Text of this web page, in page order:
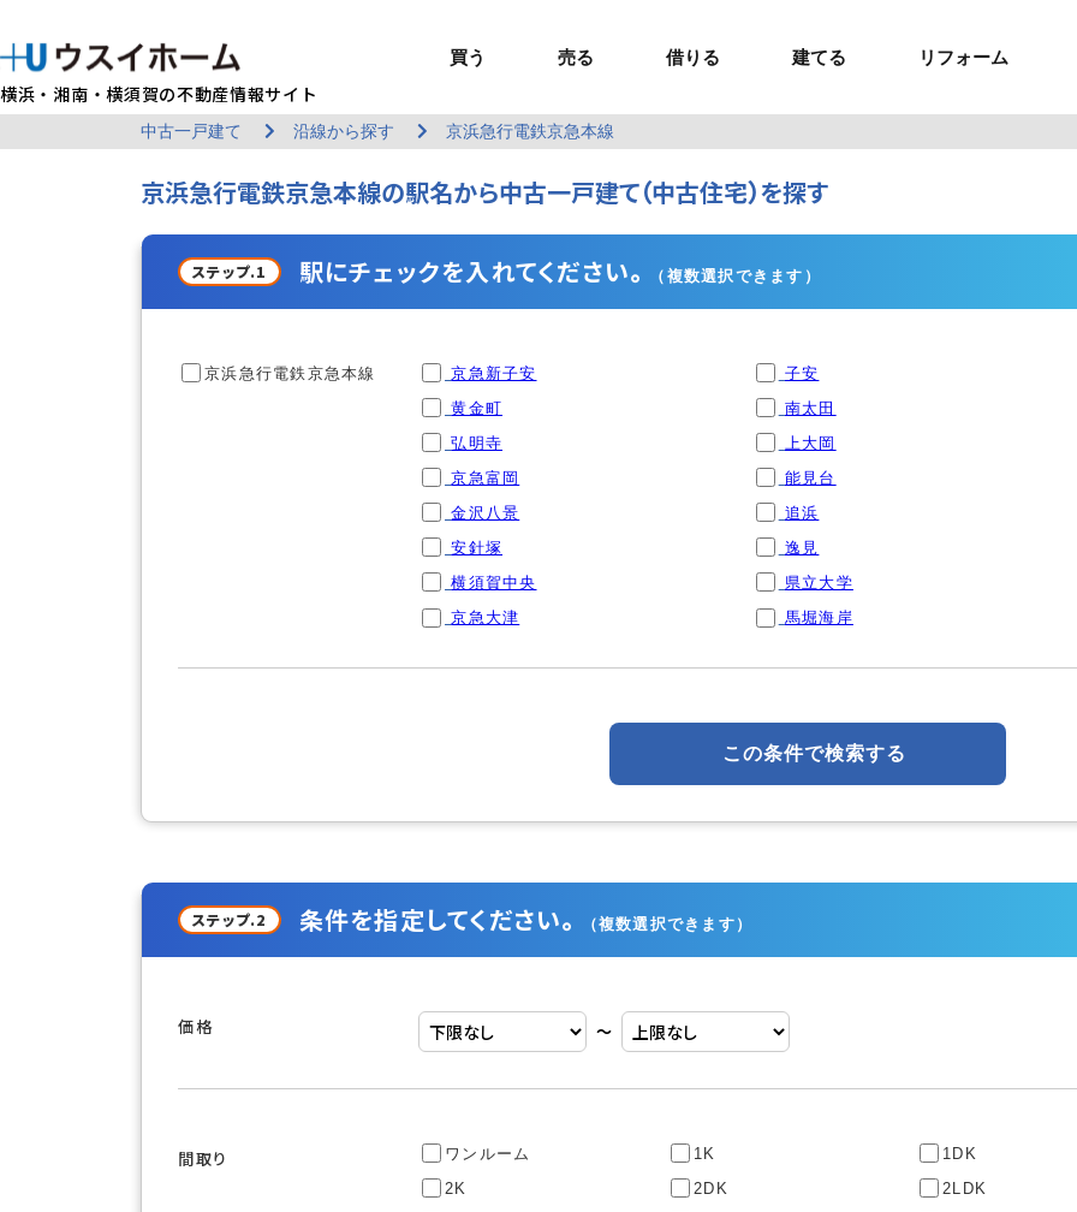
横浜・湘南・横須賀の不動産情報サイト
買う
BUY
買う 戸建て（総合）
新築戸建て
土地
投資物件
売る
SELL
売る 売るTOP
建物状況調査
（インスペクション）
レントホーム
借りる
RENT
借りる 賃貸住宅TOP
エリアから探す
エリアから探す
建てる
U-CASA
建てる 建てるTOP
U-nifty（定額制注文住宅）
ウスイホームの家づくり
施工事例
リフォーム
REFORM
リフォーム リフォームTOP
ウスイのリフォームの魅力
ショールーム
リフォームの流れ
MANAGEMENT
貸す 貸すTOP
お悩み解決
セミナー・講座
オーナー様へ
COMPANY INFO
企業情報 企業情報TOP
店舗情報
中古一戸建て 沿線から探す 京浜急行電鉄京急本線
京浜急行電鉄京急本線の駅名から中古一戸建て（中古住宅）を探す
ステップ.1 駅にチェックを入れてください。 （複数選択できます）
京浜急行電鉄京急本線 京急新子安 子安
黄金町
南太田
弘明寺
上大岡
京急富岡
能見台
金沢八景
追浜
安針塚
逸見
横須賀中央
県立大学
京急大津
馬堀海岸
この条件で検索する
ステップ.2 条件を指定してください。 （複数選択できます）
価格 〜
間取り ワンルーム 1K 1DK
2K
2DK 2LDK